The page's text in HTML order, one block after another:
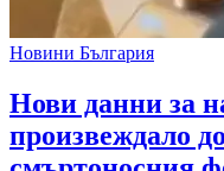
Новини България
Нови данни за
произвеждало